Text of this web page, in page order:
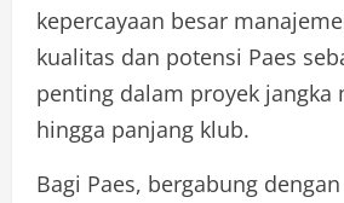
kepercayaan besar
kualitas dan potensi Paes
penting dalam proyek jangka
hingga panjang klub.
Bagi Paes, bergabung